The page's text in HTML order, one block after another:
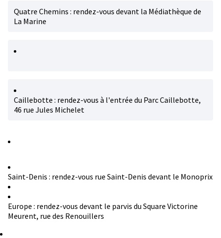
Quatre Chemins : rendez-vous devant la Médiathèque de
La Marine
Caillebotte : rendez-vous à l'entrée du Parc Caillebotte,
46 rue Jules Michelet
Saint-Denis : rendez-vous rue Saint-Denis devant le Monoprix
Europe : rendez-vous devant le parvis du Square Victorine
Meurent, rue des Renouillers